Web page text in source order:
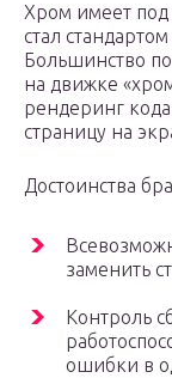
Хром имеет
стал
Большинство
на движке
рендеринг
страницу на
Достоинства
заменить
Контроль
ошибки в